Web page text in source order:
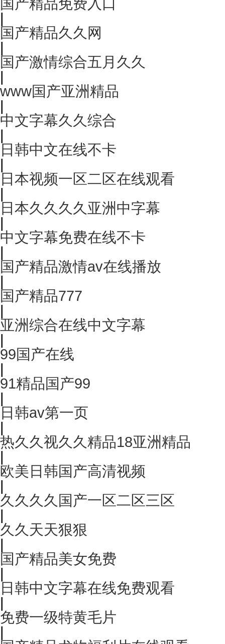
|
国产精品久久网
|
国产激情综合五月久久
|
www国产亚洲精品
|
中文字幕久久综合
|
日韩中文在线不卡
|
日本视频一区二区在线观看
|
日本久久久久亚洲中字幕
|
中文字幕免费在线不卡
|
国产精品激情av在线播放
|
国产精品777
|
亚洲综合在线中文字幕
|
99国产在线
|
91精品国产99
|
日韩av第一页
|
热久久视久久精品18亚洲精品
|
欧美日韩国产高清视频
|
久久久久国产一区二区三区
|
久久天天狠狠
|
国产精品美女免费
|
日韩中文字幕在线免费观看
|
免费一级特黄毛片
|